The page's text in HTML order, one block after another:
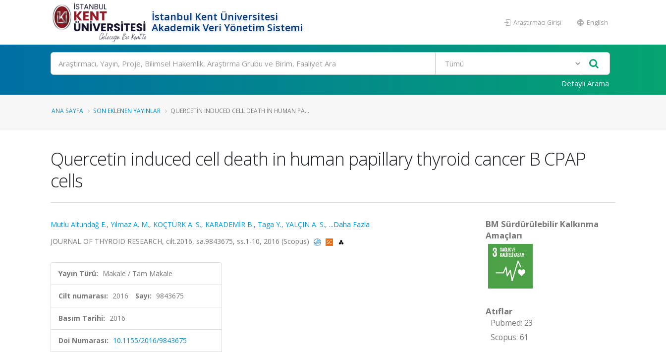
İstanbul Kent Üniversitesi
Akademik Veri Yönetim Sistemi
Araştırmacı Girişi English
Ara
Detaylı Arama
ANA SAYFA SON EKLENEN YAYINLAR QUERCETIN INDUCED CELL DEATH IN HUMAN PA...
Quercetin induced cell death in human papillary thyroid cancer B CPAP
cells
Mutlu Altundağ E., Yılmaz A. M., KOÇTÜRK A. S., KARADEMİR B., Taga Y., YALÇIN A. S., ...Daha Fazla
JOURNAL OF THYROID RESEARCH, cilt.2016, sa.9843675, ss.1-10, 2016 (Scopus)
Yayın Türü: Makale / Tam Makale
Cilt numarası: 2016 Sayı: 9843675
Basım Tarihi: 2016
Doi Numarası: 10.1155/2016/9843675
BM Sürdürülebilir Kalkınma
Amaçları
Atıflar
Pubmed: 23
Scopus: 61